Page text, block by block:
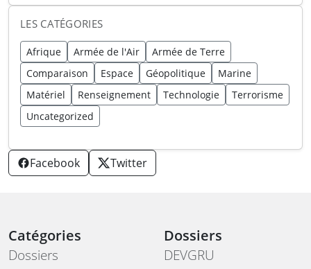
LES CATÉGORIES
Afrique Armée de l'Air
Armée de Terre
Comparaison
Espace Géopolitique
Marine
Matériel
Renseignement Technologie
Terrorisme
Uncategorized
Facebook Twitter
Catégories
Dossiers
Dossiers
DEVGRU